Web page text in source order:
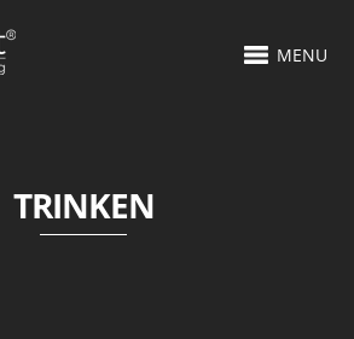
MENU
TRINKEN